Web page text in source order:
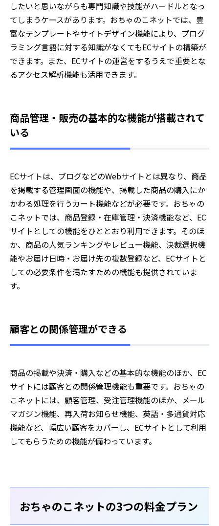
したいと思いながらも専門知識や技能がハードルとなっ
てしまうケースがあります。おちゃのこネットでは、豊
富なテンプレートやサイトデザイン機能により、プログ
ラミング言語に対する知識がなくてもECサイトの構築が
できます。また、ECサイトの運営をするうえで重要とな
るアクセス解析機能も活用できます。
商品管理・販売の基本的な機能が搭載されて
いる
ECサイトは、ブログなどのWebサイトとは異なり、商品
を掲載する管理画面の機能や、掲載した商品の購入にか
かわる処理を行うカート機能などが必要です。おちゃの
こネットでは、商品登録・在庫管理・決済機能など、EC
サイトとしての機能をひととおり利用できます。そのほ
か、商品の人気ランキングやレビュー機能、決裁選択機
能やお届け日時・お届け先の複数登録など、ECサイトと
しての必要条件を満たすための機能も提供されていま
す。
顧客との関係管理ができる
商品の掲載や決済・購入などの基本的な機能のほか、EC
サイトには顧客との関係管理機能も重要です。おちゃの
こネットには、顧客管理、受注管理機能のほか、メール
マガジン機能、再入荷お知らせ機能、英語・多通貨対応
機能など、幅広い顧客をカバーし、ECサイトとして利用
してもらうための機能が備わっています。
おちゃのこネットの3つの料金プラン